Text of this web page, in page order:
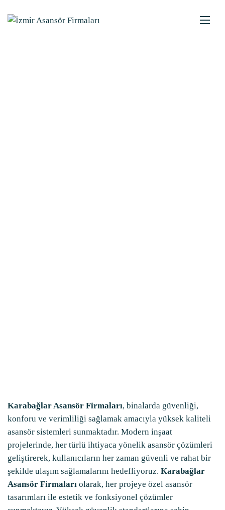
Karabağlar Asansör Firmaları, binalarda güvenliği,
konforu ve verimliliği sağlamak amacıyla yüksek kaliteli
asansör sistemleri sunmaktadır. Modern inşaat
projelerinde, her türlü ihtiyaca yönelik asansör çözümleri
geliştirerek, kullanıcıların her zaman güvenli ve rahat bir
şekilde ulaşım sağlamalarını hedefliyoruz. Karabağlar
Asansör Firmaları olarak, her projeye özel asansör
tasarımları ile estetik ve fonksiyonel çözümler